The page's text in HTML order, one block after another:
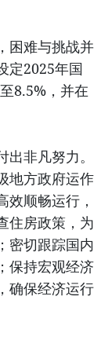
困难与挑战并
定2025年国
8.5%，并在
非凡努力。
地方政府运作
效顺畅运行，
住房政策，为
密切跟踪国内
保持宏观经济
确保经济运行